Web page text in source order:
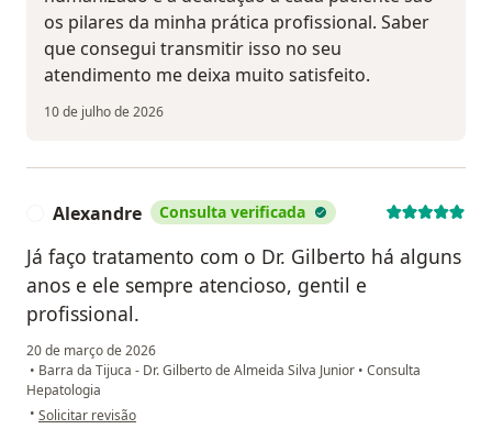
os pilares da minha prática profissional. Saber
que consegui transmitir isso no seu
atendimento me deixa muito satisfeito.
10 de julho de 2026
Alexandre Consulta verificada
Já faço tratamento com o Dr. Gilberto há alguns
anos e ele sempre atencioso, gentil e
profissional.
20 de março de 2026
• Barra da Tijuca - Dr. Gilberto de Almeida Silva Junior • Consulta
Hepatologia
• na opinião do utilizador Alexandre
Solicitar revisão